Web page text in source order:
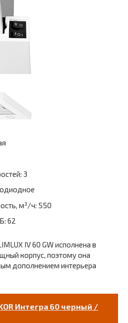
3
м³/ч: 550
62
IV 60 GW исполнена в
корпус, поэтому она
дополнением интерьера
Интегра 60 черный /